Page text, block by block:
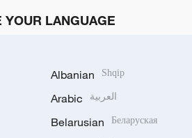
YOUR LANGUAGE
Albanian Shqip
Arabic العربية
Belarusian Беларуская